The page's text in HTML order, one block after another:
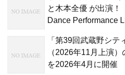
と木本全優 が出演！
Dance Performance
「第39回武蔵野シテ
（2026年11月上演
を2026年4月に開催